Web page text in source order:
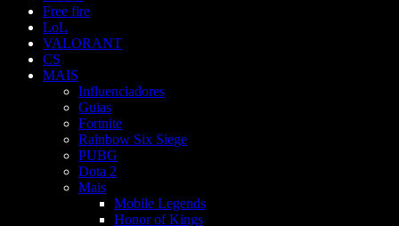
Free fire
LoL
VALORANT
CS
MAIS
Influenciadores
Guias
Fortnite
Rainbow Six Siege
PUBG
Dota 2
Mais
Mobile Legends
Honor of Kings